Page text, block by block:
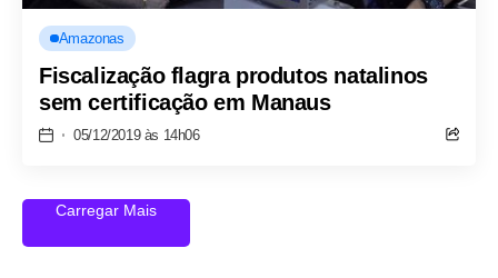
Amazonas
Fiscalização flagra produtos natalinos
sem certificação em Manaus
05/12/2019 às 14h06
Carregar Mais